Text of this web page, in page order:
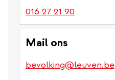
016 27 21 90
Mail ons
bevolking@leuven.be